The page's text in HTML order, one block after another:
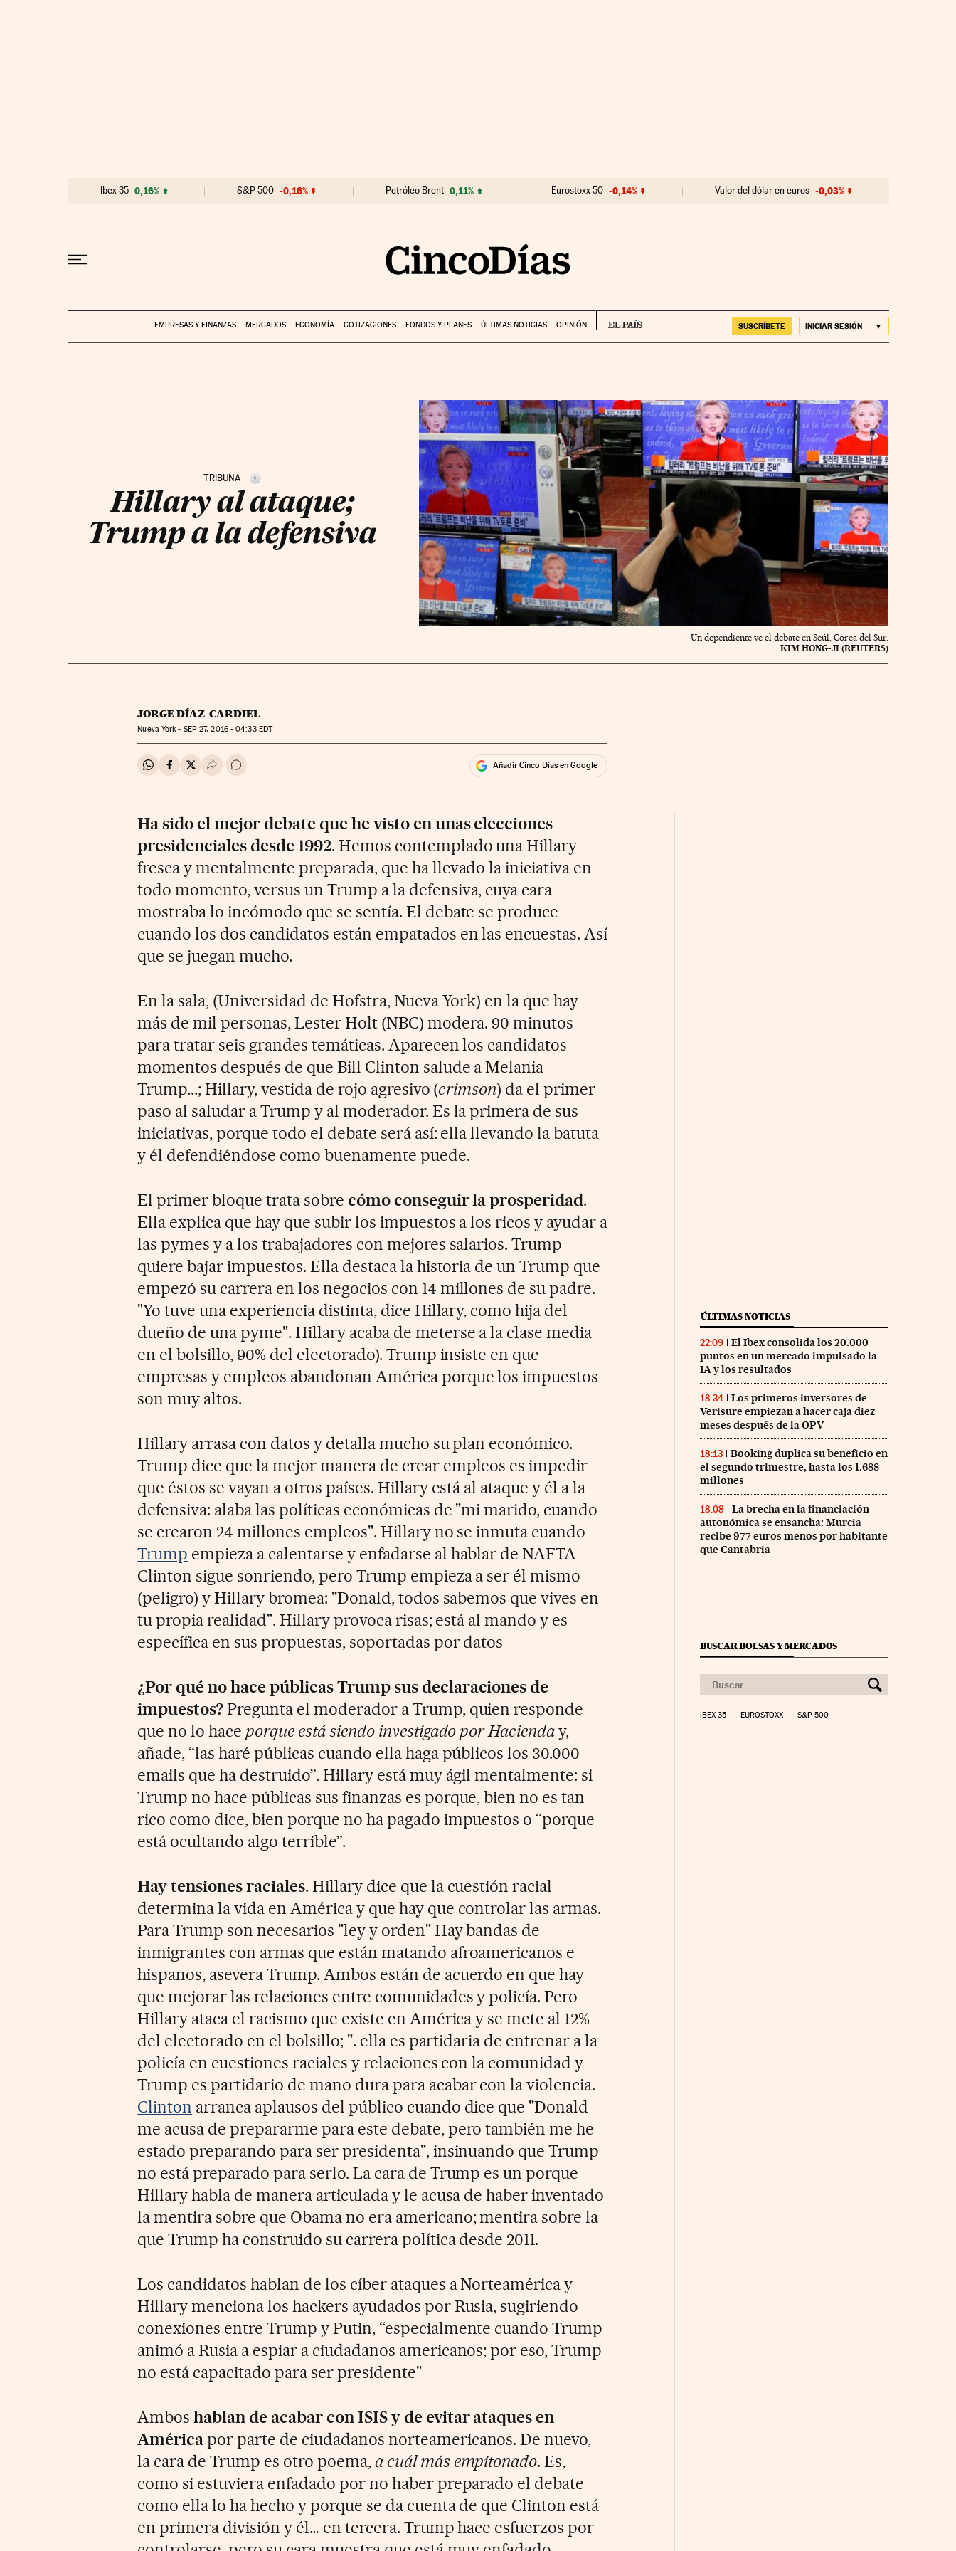
Ibex 35 0,16% S&P 500 -0,16% Petróleo Brent 0,11% Eurostoxx 50 -0,14% Valor del dólar en euros -0,03%
EMPRESAS Y FINANZAS MERCADOS ECONOMÍA COTIZACIONES FONDOS Y PLANES ÚLTIMAS NOTICIAS OPINIÓN SUSCRÍBETE INICIAR SESIÓN
TRIBUNA i
Hillary al ataque;
Trump a la defensiva
Un dependiente ve el debate en Seúl, Corea del Sur.
KIM HONG-JI (REUTERS)
JORGE DÍAZ-CARDIEL
Nueva York - SEP27, 2016 - 04:33EDT
Compartir en Whatsapp
Compartir en Facebook
Compartir en Twitter
Desplegar Redes Sociales
Ir a los comentarios Añadir Cinco Días en Google
Ha sido el mejor debate que he visto en unas elecciones
presidenciales desde 1992. Hemos contemplado una Hillary
fresca y mentalmente preparada, que ha llevado la iniciativa en
todo momento, versus un Trump a la defensiva, cuya cara
mostraba lo incómodo que se sentía. El debate se produce
cuando los dos candidatos están empatados en las encuestas. Así
que se juegan mucho.
En la sala, (Universidad de Hofstra, Nueva York) en la que hay
más de mil personas, Lester Holt (NBC) modera. 90 minutos
para tratar seis grandes temáticas. Aparecen los candidatos
momentos después de que Bill Clinton salude a Melania
Trump...; Hillary, vestida de rojo agresivo (crimson) da el primer
paso al saludar a Trump y al moderador. Es la primera de sus
iniciativas, porque todo el debate será así: ella llevando la batuta
y él defendiéndose como buenamente puede.
El primer bloque trata sobre cómo conseguir la prosperidad.
Ella explica que hay que subir los impuestos a los ricos y ayudar a
las pymes y a los trabajadores con mejores salarios. Trump
quiere bajar impuestos. Ella destaca la historia de un Trump que
empezó su carrera en los negocios con 14 millones de su padre.
"Yo tuve una experiencia distinta, dice Hillary, como hija del
dueño de una pyme". Hillary acaba de meterse a la clase media
en el bolsillo, 90% del electorado). Trump insiste en que
empresas y empleos abandonan América porque los impuestos
son muy altos.
Hillary arrasa con datos y detalla mucho su plan económico.
Trump dice que la mejor manera de crear empleos es impedir
que éstos se vayan a otros países. Hillary está al ataque y él a la
defensiva: alaba las políticas económicas de "mi marido, cuando
se crearon 24 millones empleos". Hillary no se inmuta cuando
Trump empieza a calentarse y enfadarse al hablar de NAFTA
Clinton sigue sonriendo, pero Trump empieza a ser él mismo
(peligro) y Hillary bromea: "Donald, todos sabemos que vives en
tu propia realidad". Hillary provoca risas; está al mando y es
específica en sus propuestas, soportadas por datos
¿Por qué no hace públicas Trump sus declaraciones de
impuestos?Pregunta el moderador a Trump, quien responde
que no lo hace porque está siendo investigado por Hacienday,
añade, “las haré públicas cuando ella haga públicos los 30.000
emails que ha destruido”. Hillary está muy ágil mentalmente: si
Trump no hace públicas sus finanzas es porque, bien no es tan
rico como dice, bien porque no ha pagado impuestos o “porque
está ocultando algo terrible”.
Hay tensiones raciales. Hillary dice que la cuestión racial
determina la vida en América y que hay que controlar las armas.
Para Trump son necesarios "ley y orden" Hay bandas de
inmigrantes con armas que están matando afroamericanos e
hispanos, asevera Trump. Ambos están de acuerdo en que hay
que mejorar las relaciones entre comunidades y policía. Pero
Hillary ataca el racismo que existe en América y se mete al 12%
del electorado en el bolsillo; ". ella es partidaria de entrenar a la
policía en cuestiones raciales y relaciones con la comunidad y
Trump es partidario de mano dura para acabar con la violencia.
Clinton arranca aplausos del público cuando dice que "Donald
me acusa de prepararme para este debate, pero también me he
estado preparando para ser presidenta", insinuando que Trump
no está preparado para serlo. La cara de Trump es un porque
Hillary habla de manera articulada y le acusa de haber inventado
la mentira sobre que Obama no era americano; mentira sobre la
que Trump ha construido su carrera política desde 2011.
Los candidatos hablan de los cíber ataques a Norteamérica y
Hillary menciona los hackers ayudados por Rusia, sugiriendo
conexiones entre Trump y Putin, “especialmente cuando Trump
animó a Rusia a espiar a ciudadanos americanos; por eso, Trump
no está capacitado para ser presidente"
Amboshablan de acabar con ISIS y de evitar ataques en
Américapor parte de ciudadanos norteamericanos. De nuevo,
la cara de Trump es otro poema,a cuál más empitonado. Es,
como si estuviera enfadado por no haber preparado el debate
como ella lo ha hecho y porque se da cuenta de que Clinton está
en primera división y él… en tercera. Trump hace esfuerzos por
ÚLTIMAS NOTICIAS
22:09
El Ibex consolida los 20.000
puntos en un mercado impulsado la
IA y los resultados
18:34
Los primeros inversores de
Verisure empiezan a hacer caja diez
meses después de la OPV
18:13
Booking duplica su beneficio en
el segundo trimestre, hasta los 1.688
millones
18:08
La brecha en la financiación
autonómica se ensancha: Murcia
recibe 977 euros menos por habitante
que Cantabria
BUSCAR BOLSAS Y MERCADOS
IBEX 35 EUROSTOXX S&P 500